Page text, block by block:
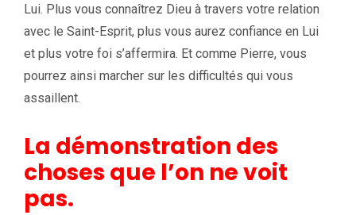
Lui. Plus vous connaîtrez Dieu à travers votre relation
avec le Saint-Esprit, plus vous aurez confiance en Lui
et plus votre foi s’affermira. Et comme Pierre, vous
pourrez ainsi marcher sur les difficultés qui vous
assaillent.
La démonstration des
choses que l’on ne voit
pas.